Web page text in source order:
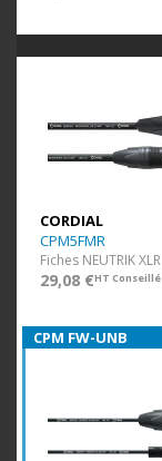
CORDIAL
CPM5FMR
29,08 €HT Conseillé
CPM FW-UNB